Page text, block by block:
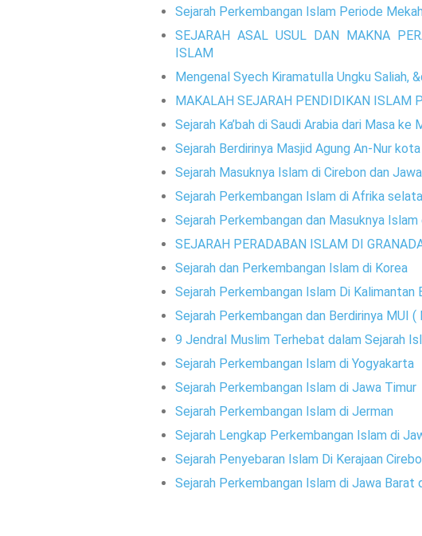
Sejarah Perkembangan Islam Periode
SEJARAH ASAL USUL DAN MAKNA
ISLAM
Mengenal Syech Kiramatulla Ungku Saliah,
MAKALAH SEJARAH PENDIDIKAN ISLAM
Sejarah Ka’bah di Saudi Arabia dari Masa ke
Sejarah Berdirinya Masjid Agung An-Nur
Sejarah Masuknya Islam di Cirebon dan
Sejarah Perkembangan Islam di Afrika
Sejarah Perkembangan dan Masuknya Islam
SEJARAH PERADABAN ISLAM DI
Sejarah dan Perkembangan Islam di Korea
Sejarah Perkembangan Islam Di
Sejarah Perkembangan dan Berdirinya MUI
9 Jendral Muslim Terhebat dalam Sejarah
Sejarah Perkembangan Islam di Yogyakarta
Sejarah Perkembangan Islam di Jawa Timur
Sejarah Perkembangan Islam di Jerman
Sejarah Lengkap Perkembangan Islam di
Sejarah Penyebaran Islam Di Kerajaan
Sejarah Perkembangan Islam di Jawa Barat